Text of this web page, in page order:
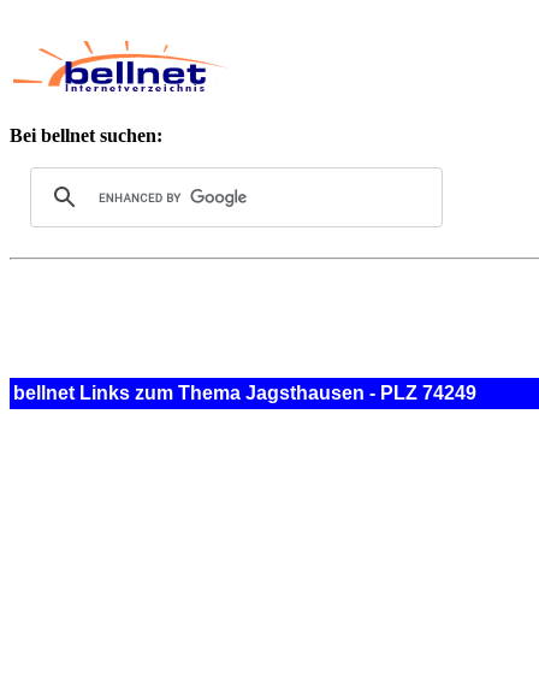
Bei bellnet suchen:
bellnet Links zum Thema Jagsthausen - PLZ 74249